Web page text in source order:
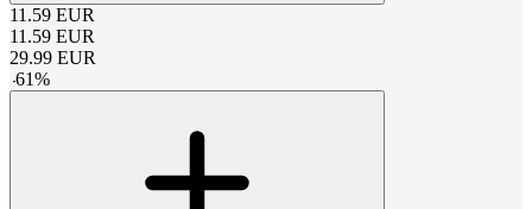
11.59 EUR
11.59 EUR
29.99 EUR
-61%